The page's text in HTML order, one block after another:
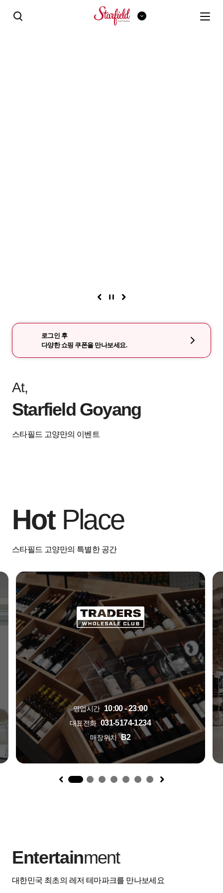
로그인 후
다양한 쇼핑 쿠폰을 만나보세요.
At,
Starfield Goyang
스타필드 고양만의 이벤트
HotPlace
스타필드 고양만의 특별한 공간
영업시간 10:00 - 23:00
대표전화 031-5174-1234
매장위치 B2
1
Entertainment
대한민국 최초의 레저 테마파크를 만나보세요